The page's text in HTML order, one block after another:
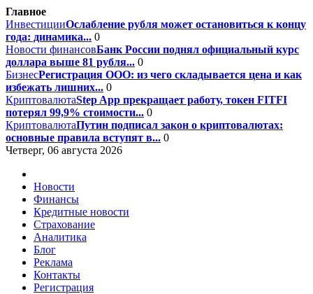
Главное
ИнвестицииОслабление рубля может остановиться к концу
года: динамика... 0
Новости финансовБанк России поднял официальный курс
доллара выше 81 рубля... 0
БизнесРегистрация ООО: из чего складывается цена и как
избежать лишних... 0
КриптовалютаStep App прекращает работу, токен FITFI
потерял 99,9% стоимости... 0
КриптовалютаПутин подписал закон о криптовалютах:
основные правила вступят в... 0
Четверг, 06 августа 2026
Новости
Финансы
Кредитные новости
Страхование
Аналитика
Блог
Реклама
Контакты
Регистрация